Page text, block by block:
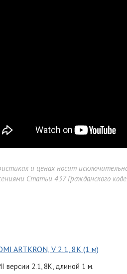
и ценах носит
Статьи 437 Гражданского
ARTKRON, V 2.1, 8K (1 м)
версии 2.1, 8K, длиной 1 м.